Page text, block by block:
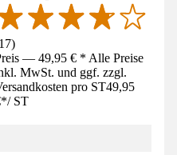
17)
— 49,95 € * Alle Preise
MwSt. und ggf. zzgl.
pro ST49,95
*/ ST